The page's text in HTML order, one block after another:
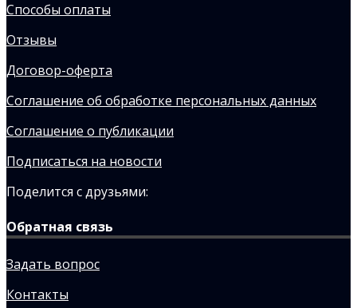
Способы оплаты
Отзывы
Договор-оферта
Соглашение об обработке персональных данных
Соглашение о публикации
Подписаться на новости
Поделится с друзьями:
Обратная связь
Задать вопрос
Контакты